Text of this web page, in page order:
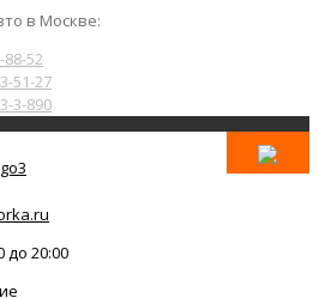
в Москве:
88-52
51-27
3-890
до 20:00